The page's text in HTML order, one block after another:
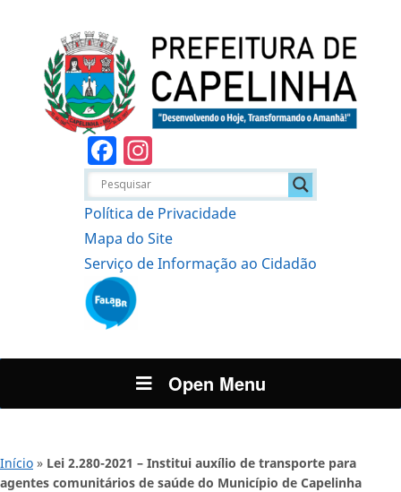
Facebook
Política de Privacidade
Mapa do Site
Serviço de Informação ao Cidadão
Open Menu
Início » Lei 2.280-2021 – Institui auxílio de transporte para
agentes comunitários de saúde do Município de Capelinha